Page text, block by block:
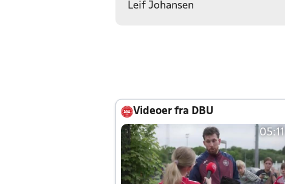
Leif Johansen
Videoer fra DBU
05:11